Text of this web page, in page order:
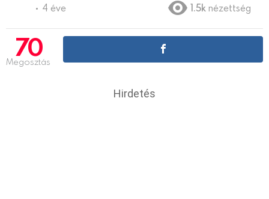
4 éve 1.5k nézettség
70
Megosztás
Hirdetés